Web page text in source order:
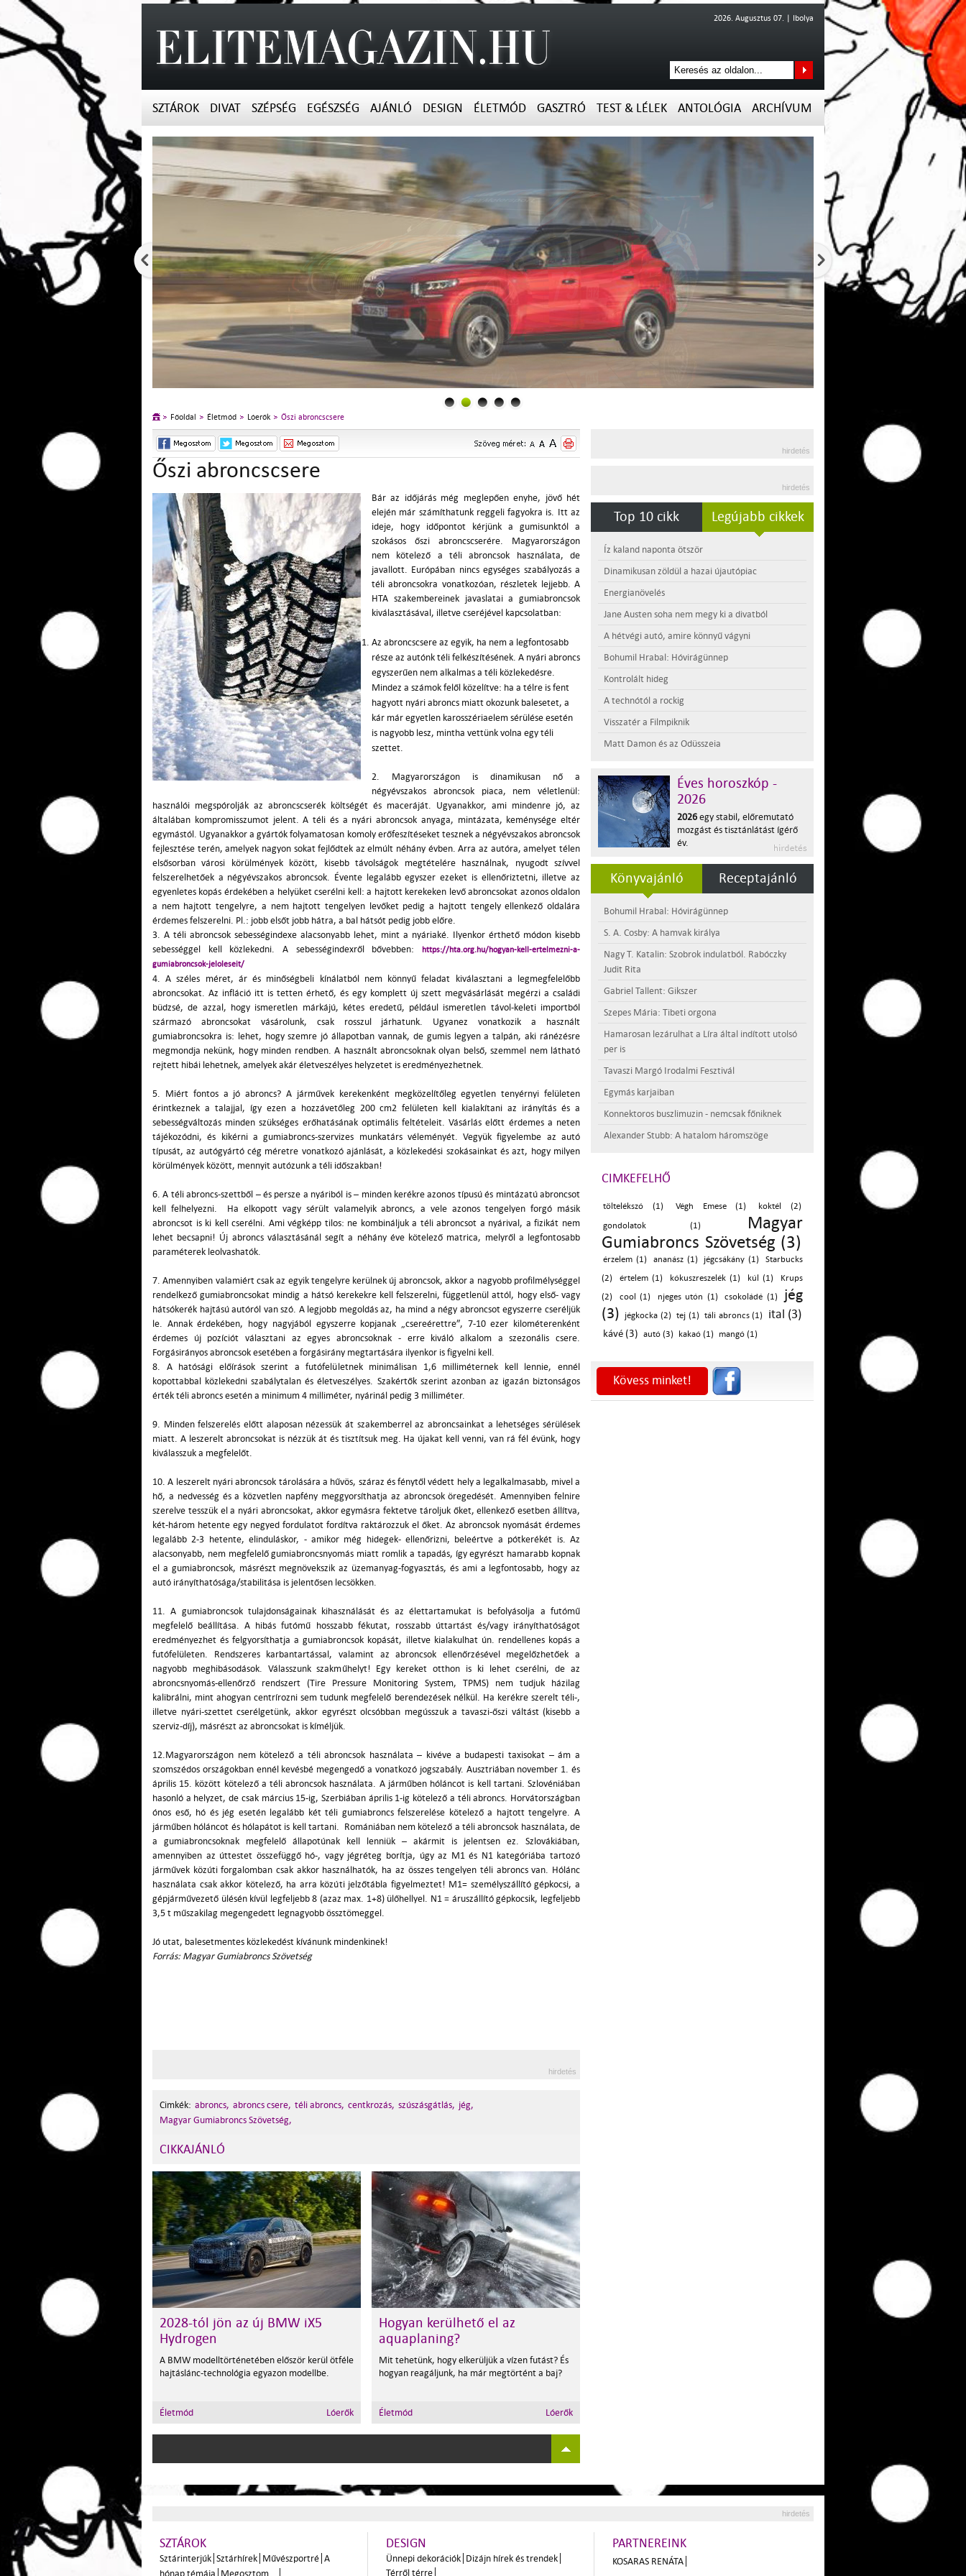
2026. Augusztus 07. | Ibolya
SZTÁROK DIVAT SZÉPSÉG EGÉSZSÉG AJÁNLÓ DESIGN ÉLETMÓD GASZTRÓ TEST & LÉLEK ANTOLÓGIA ARCHÍVUM
Főoldal Életmód Lóerők Őszi abroncscsere
Őszi abroncscsere
Bár az időjárás még meglepően enyhe, jövő hét
elején már számíthatunk reggeli fagyokra is. Itt az
ideje, hogy időpontot kérjünk a gumisunktól a
szokásos őszi abroncscserére. Magyarországon
nem kötelező a téli abroncsok használata, de
javallott. Európában nincs egységes szabályozás a
téli abroncsokra vonatkozóan, részletek lejjebb. A
HTA szakembereinek javaslatai a gumiabroncsok
kiválasztásával, illetve cseréjével kapcsolatban:
Az abroncscsere az egyik, ha nem a legfontosabb
része az autónk téli felkészítésének. A nyári abroncs
egyszerűen nem alkalmas a téli közlekedésre.
Mindez a számok felől közelítve: ha a télre is fent
hagyott nyári abroncs miatt okozunk balesetet, a
kár már egyetlen karosszériaelem sérülése esetén
is nagyobb lesz, mintha vettünk volna egy téli
szettet.
2. Magyarországon is dinamikusan nő a
négyévszakos abroncsok piaca, nem véletlenül:
használói megspórolják az abroncscserék költségét és maceráját. Ugyanakkor, ami mindenre jó, az
általában kompromisszumot jelent. A téli és a nyári abroncsok anyaga, mintázata, keménysége eltér
egymástól. Ugyanakkor a gyártók folyamatosan komoly erőfeszítéseket tesznek a négyévszakos abroncsok
fejlesztése terén, amelyek nagyon sokat fejlődtek az elmúlt néhány évben. Arra az autóra, amelyet télen
elsősorban városi körülmények között, kisebb távolságok megtételére használnak, nyugodt szívvel
felszerelhetőek a négyévszakos abroncsok. Évente legalább egyszer ezeket is ellenőriztetni, illetve az
egyenletes kopás érdekében a helyüket cserélni kell: a hajtott kerekeken levő abroncsokat azonos oldalon
a nem hajtott tengelyre, a nem hajtott tengelyen levőket pedig a hajtott tengely ellenkező oldalára
érdemes felszerelni. Pl.: jobb elsőt jobb hátra, a bal hátsót pedig jobb előre.
3. A téli abroncsok sebességindexe alacsonyabb lehet, mint a nyáriaké. Ilyenkor érthető módon kisebb
sebességgel kell közlekedni. A sebességindexről bővebben:
https://hta.org.hu/hogyan-kell-ertelmezni-a-
gumiabroncsok-jeloleseit/
4. A széles méret, ár és minőségbeli kínálatból nem könnyű feladat kiválasztani a legmegfelelőbb
abroncsokat. Az infláció itt is tetten érhető, és egy komplett új szett megvásárlását megérzi a családi
büdzsé, de azzal, hogy ismeretlen márkájú, kétes eredetű, például ismeretlen távol-keleti importból
származó abroncsokat vásárolunk, csak rosszul járhatunk. Ugyanez vonatkozik a használt
gumiabroncsokra is: lehet, hogy szemre jó állapotban vannak, de gumis legyen a talpán, aki ránézésre
megmondja nekünk, hogy minden rendben. A használt abroncsoknak olyan belső, szemmel nem látható
rejtett hibái lehetnek, amelyek akár életveszélyes helyzetet is eredményezhetnek.
5. Miért fontos a jó abroncs? A járművek kerekenként megközelítőleg egyetlen tenyérnyi felületen
érintkeznek a talajjal, így ezen a hozzávetőleg 200 cm2 felületen kell kialakítani az irányítás és a
sebességváltozás minden szükséges erőhatásának optimális feltételeit. Vásárlás előtt érdemes a neten
tájékozódni, és kikérni a gumiabroncs-szervizes munkatárs véleményét. Vegyük figyelembe az autó
típusát, az autógyártó cég méretre vonatkozó ajánlását, a közlekedési szokásainkat és azt, hogy milyen
körülmények között, mennyit autózunk a téli időszakban!
6. A téli abroncs-szettből – és persze a nyáriból is – minden kerékre azonos típusú és mintázatú abroncsot
kell felhelyezni. Ha elkopott vagy sérült valamelyik abroncs, a vele azonos tengelyen forgó másik
abroncsot is ki kell cserélni. Ami végképp tilos: ne kombináljuk a téli abroncsot a nyárival, a fizikát nem
lehet becsapni! Új abroncs választásánál segít a néhány éve kötelező matrica, melyről a legfontosabb
paraméterek leolvashatók.
7. Amennyiben valamiért csak az egyik tengelyre kerülnek új abroncsok, akkor a nagyobb profilmélységgel
rendelkező gumiabroncsokat mindig a hátsó kerekekre kell felszerelni, függetlenül attól, hogy első- vagy
hátsókerék hajtású autóról van szó. A legjobb megoldás az, ha mind a négy abroncsot egyszerre cseréljük
le. Annak érdekében, hogy nagyjából egyszerre kopjanak „csereérettre”, 7-10 ezer kilométerenként
érdemes új pozíciót választani az egyes abroncsoknak - erre kiváló alkalom a szezonális csere.
Forgásirányos abroncsok esetében a forgásirány megtartására ilyenkor is figyelni kell.
8. A hatósági előírások szerint a futófelületnek minimálisan 1,6 milliméternek kell lennie, ennél
kopottabbal közlekedni szabálytalan és életveszélyes. Szakértők szerint azonban az igazán biztonságos
érték téli abroncs esetén a minimum 4 milliméter, nyárinál pedig 3 milliméter.
9. Minden felszerelés előtt alaposan nézessük át szakemberrel az abroncsainkat a lehetséges sérülések
miatt. A leszerelt abroncsokat is nézzük át és tisztítsuk meg. Ha újakat kell venni, van rá fél évünk, hogy
kiválasszuk a megfelelőt.
10. A leszerelt nyári abroncsok tárolására a hűvös, száraz és fénytől védett hely a legalkalmasabb, mivel a
hő, a nedvesség és a közvetlen napfény meggyorsíthatja az abroncsok öregedését. Amennyiben felnire
szerelve tesszük el a nyári abroncsokat, akkor egymásra fektetve tároljuk őket, ellenkező esetben állítva,
két-három hetente egy negyed fordulatot fordítva raktározzuk el őket. Az abroncsok nyomását érdemes
legalább 2-3 hetente, elinduláskor, - amikor még hidegek- ellenőrizni, beleértve a pótkerékét is. Az
alacsonyabb, nem megfelelő gumiabroncsnyomás miatt romlik a tapadás, így egyrészt hamarabb kopnak
el a gumiabroncsok, másrészt megnövekszik az üzemanyag-fogyasztás, és ami a legfontosabb, hogy az
autó irányíthatósága/stabilitása is jelentősen lecsökken.
11. A gumiabroncsok tulajdonságainak kihasználását és az élettartamukat is befolyásolja a futómű
megfelelő beállítása. A hibás futómű hosszabb fékutat, rosszabb úttartást és/vagy irányíthatóságot
eredményezhet és felgyorsíthatja a gumiabroncsok kopását, illetve kialakulhat ún. rendellenes kopás a
futófelületen. Rendszeres karbantartással, valamint az abroncsok ellenőrzésével megelőzhetőek a
nagyobb meghibásodások. Válasszunk szakműhelyt! Egy kereket otthon is ki lehet cserélni, de az
abroncsnyomás-ellenőrző rendszert (Tire Pressure Monitoring System, TPMS) nem tudjuk házilag
kalibrálni, mint ahogyan centrírozni sem tudunk megfelelő berendezések nélkül. Ha kerékre szerelt téli-,
illetve nyári-szettet cserélgetünk, akkor egyrészt olcsóbban megússzuk a tavaszi-őszi váltást (kisebb a
szerviz-díj), másrészt az abroncsokat is kíméljük.
12.Magyarországon nem kötelező a téli abroncsok használata – kivéve a budapesti taxisokat – ám a
szomszédos országokban ennél kevésbé megengedő a vonatkozó jogszabály. Ausztriában november 1. és
április 15. között kötelező a téli abroncsok használata. A járműben hóláncot is kell tartani. Szlovéniában
hasonló a helyzet, de csak március 15-ig, Szerbiában április 1-ig kötelező a téli abroncs. Horvátországban
ónos eső, hó és jég esetén legalább két téli gumiabroncs felszerelése kötelező a hajtott tengelyre. A
járműben hóláncot és hólapátot is kell tartani. Romániában nem kötelező a téli abroncsok használata, de
a gumiabroncsoknak megfelelő állapotúnak kell lenniük – akármit is jelentsen ez. Szlovákiában,
amennyiben az úttestet összefüggő hó-, vagy jégréteg borítja, úgy az M1 és N1 kategóriába tartozó
járművek közúti forgalomban csak akkor használhatók, ha az összes tengelyen téli abroncs van. Hólánc
használata csak akkor kötelező, ha arra közúti jelzőtábla figyelmeztet! M1= személyszállító gépkocsi, a
gépjárművezető ülésén kívül legfeljebb 8 (azaz max. 1+8) ülőhellyel. N1 = áruszállító gépkocsik, legfeljebb
3,5 t műszakilag megengedett legnagyobb össztömeggel.
Jó utat, balesetmentes közlekedést kívánunk mindenkinek!
Forrás: Magyar Gumiabroncs Szövetség
hirdetés
Cimkék: abroncs, abroncs csere, téli abroncs, centkrozás, szúszásgátlás, jég,
Magyar Gumiabroncs Szövetség,
CIKKAJÁNLÓ
2028-tól jön az új BMW iX5
Hydrogen
A BMW modelltörténetében először kerül ötféle
hajtáslánc-technológia egyazon modellbe.
Életmód Lóerők
Hogyan kerülhető el az
aquaplaning?
Mit tehetünk, hogy elkerüljük a vízen futást? És
hogyan reagáljunk, ha már megtörtént a baj?
Életmód Lóerők
hirdetés
hirdetés
Top 10 cikk Legújabb cikkek
Íz kaland naponta ötször
Dinamikusan zöldül a hazai újautópiac
Energianövelés
Jane Austen soha nem megy ki a divatból
A hétvégi autó, amire könnyű vágyni
Bohumil Hrabal: Hóvirágünnep
Kontrolált hideg
A technótól a rockig
Visszatér a Filmpiknik
Matt Damon és az Odüsszeia
Éves horoszkóp -
2026
2026 egy stabil, előremutató
mozgást és tisztánlátást ígérő
év.
Könyvajánló Receptajánló
Bohumil Hrabal: Hóvirágünnep
S. A. Cosby: A hamvak királya
Nagy T. Katalin: Szobrok indulatból. Rabóczky
Judit Rita
Gabriel Tallent: Gikszer
Szepes Mária: Tibeti orgona
Hamarosan lezárulhat a Líra által indított utolsó
per is
Tavaszi Margó Irodalmi Fesztivál
Egymás karjaiban
Konnektoros buszlimuzin - nemcsak főniknek
Alexander Stubb: A hatalom háromszöge
CIMKEFELHŐ
töltelékszó (1) Végh Emese (1) koktél (2)
gondolatok (1)
Magyar
Gumiabroncs Szövetség (3)
érzelem (1) ananász (1) jégcsákány (1)
Starbucks
(2)
értelem (1) kókuszreszelék (1) kúl (1)
Krups
(2)
cool (1) njeges utón (1) csokoládé (1)
jég
(3)
jégkocka (2) tej (1) táli abroncs (1) ital (3)
kávé (3) autó (3) kakaó (1) mangó (1)
Kövess minket!
hirdetés
SZTÁROK
Sztárinterjúk Sztárhírek Művészportré A
hónap témája Megosztom...
DESIGN
Ünnepi dekorációk Dizájn hírek és trendek
Térről térre
PARTNEREINK
KOSARAS RENÁTA